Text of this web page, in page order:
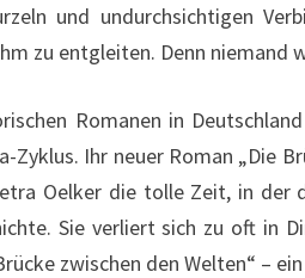
und undurchsichtigen
zu entgleiten. Denn
Romanen in
Ihr neuer Roman „Die
Oelker die tolle Zeit, in der
Sie verliert sich zu oft
zwischen den Welten“ –